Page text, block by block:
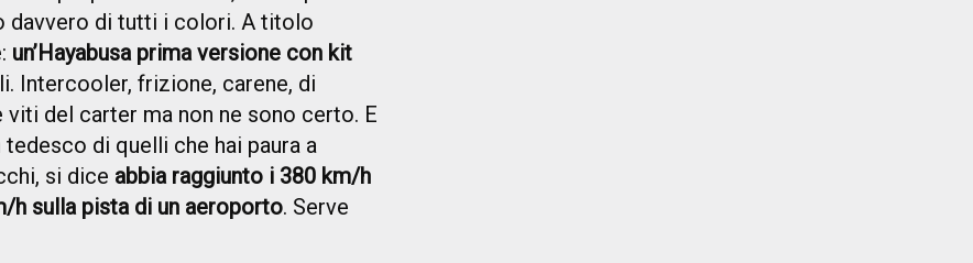
davvero di tutti i colori. A titolo
un’Hayabusa prima versione con kit
Intercooler, frizione, carene, di
del carter ma non ne sono certo. E
di quelli che hai paura a
si dice abbia raggiunto i 380 km/h
h sulla pista di un aeroporto. Serve